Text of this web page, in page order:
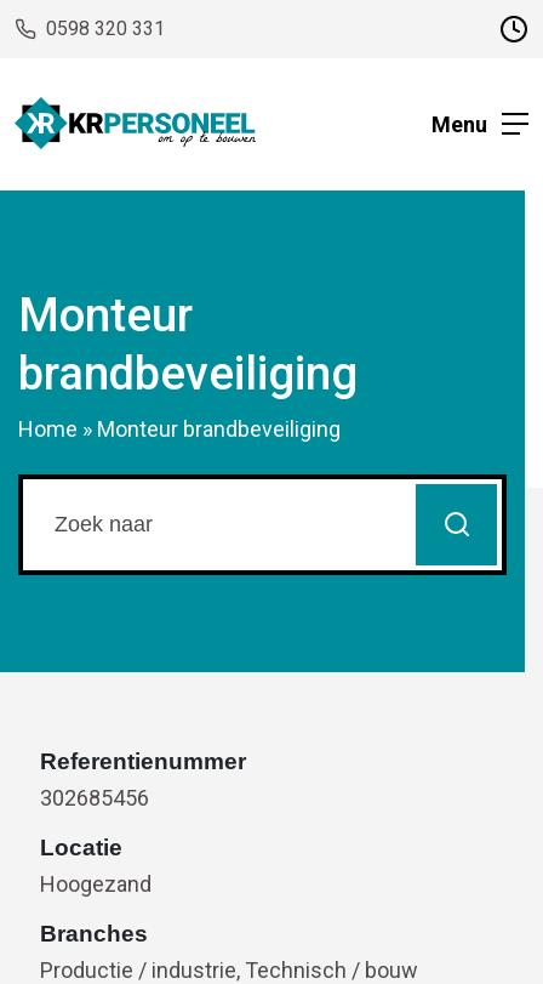
0598 320 331
Menu
Monteur
brandbeveiliging
Home » Monteur brandbeveiliging
Referentienummer
302685456
Locatie
Hoogezand
Branches
Productie / industrie, Technisch / bouw